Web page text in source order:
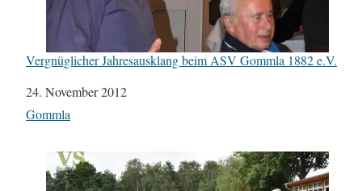
Vergnüglicher Jahresausklang beim ASV Gommla 1882 e.V.
Datum
24. November 2012
In Bezug auf
Gommla